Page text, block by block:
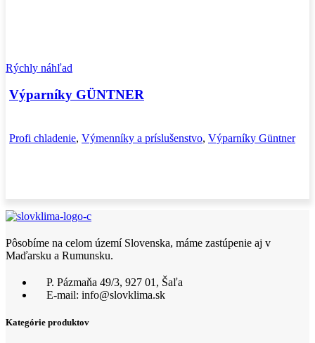
Rýchly náhľad
Výparníky GÜNTNER
Profi chladenie, Výmenníky a príslušenstvo, Výparníky Güntner
Pôsobíme na celom území Slovenska, máme zastúpenie aj v
Maďarsku a Rumunsku.
P. Pázmaňa 49/3, 927 01, Šaľa
E-mail: info@slovklima.sk
Kategórie produktov